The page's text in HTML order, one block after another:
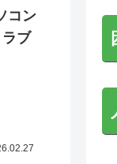
コン
ブ